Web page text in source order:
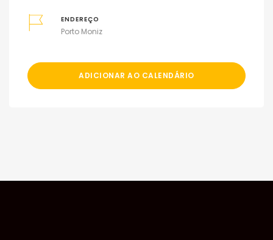
ENDEREÇO
Porto Moniz
ADICIONAR AO CALENDÁRIO